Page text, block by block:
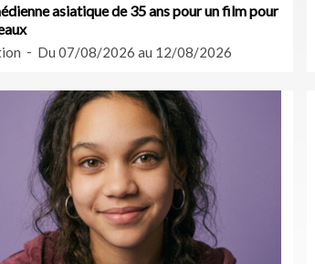
asiatique de 35 ans pour un film pour
Du 07/08/2026 au 12/08/2026